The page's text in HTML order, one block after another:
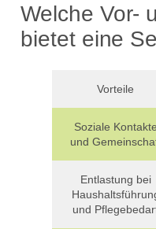
Welche Vor-
bietet eine
Vorteile
Soziale Kontakte
und
Entlastung bei
und